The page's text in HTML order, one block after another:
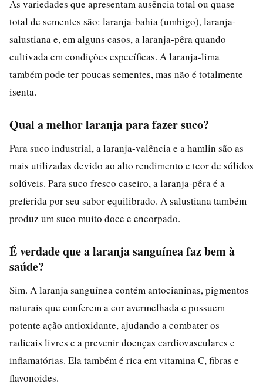
As variedades que apresentam ausência total ou quase
total de sementes são: laranja-bahia (umbigo), laranja-
salustiana e, em alguns casos, a laranja-pêra quando
cultivada em condições específicas. A laranja-lima
também pode ter poucas sementes, mas não é totalmente
isenta.
Qual a melhor laranja para fazer suco?
Para suco industrial, a laranja-valência e a hamlin são as
mais utilizadas devido ao alto rendimento e teor de sólidos
solúveis. Para suco fresco caseiro, a laranja-pêra é a
preferida por seu sabor equilibrado. A salustiana também
produz um suco muito doce e encorpado.
É verdade que a laranja sanguínea faz bem à
saúde?
Sim. A laranja sanguínea contém antocianinas, pigmentos
naturais que conferem a cor avermelhada e possuem
potente ação antioxidante, ajudando a combater os
radicais livres e a prevenir doenças cardiovasculares e
inflamatórias. Ela também é rica em vitamina C, fibras e
flavonoides.